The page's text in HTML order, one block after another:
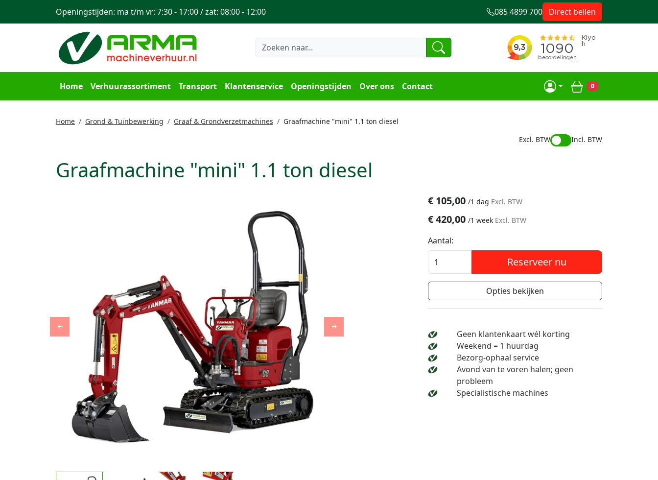
Home Verhuurassortiment Transport Klantenservice Openingstijden Over ons Contact Winkelwagen
0
Openingstijden: ma t/m vr: 7:30 - 17:00 / zat: 08:00 - 12:00 085 4899 700 Direct bellen
Home Grond & Tuinbewerking Graaf & Grondverzetmachines
Graafmachine "mini" 1.1 ton diesel
Excl. BTW
Incl. BTW
Graafmachine "mini" 1.1 ton diesel
€ 105,00 /1 dag Excl. BTW
€420,00 /1 week Excl. BTW
Aantal:
Reserveer nu
Opties bekijken
Geen klantenkaart wél korting
Weekend = 1 huurdag
Bezorg-ophaal service
Avond van te voren halen; geen
probleem
Specialistische machines
Previous Next